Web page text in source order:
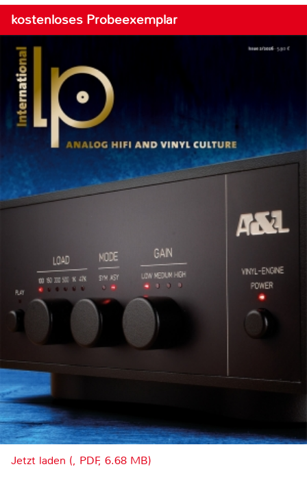
kostenloses Probeexemplar
Jetzt laden (, PDF, 6.68 MB)